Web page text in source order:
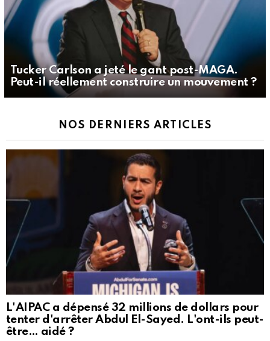
Tucker Carlson a jeté le gant post-MAGA.
Peut-il réellement construire un mouvement ?
NOS DERNIERS ARTICLES
L'AIPAC a dépensé 32 millions de dollars pour
tenter d'arrêter Abdul El-Sayed. L'ont-ils peut-
être… aidé ?